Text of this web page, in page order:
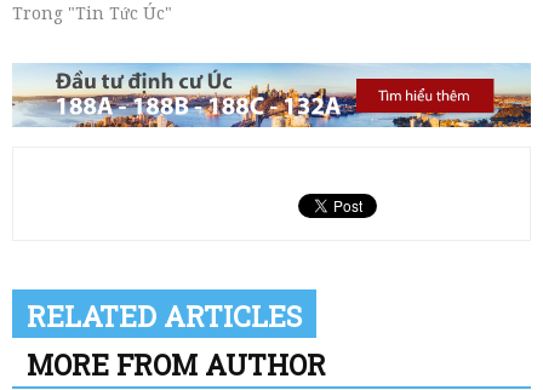
Trong "Tin Tức Úc"
RELATED ARTICLES
MORE FROM AUTHOR